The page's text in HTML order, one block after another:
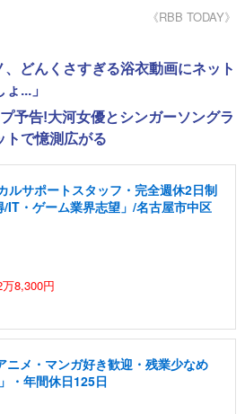
《RBB TODAY》
どんくさすぎる浴衣動画にネット
...」
予告!大河女優とシンガーソングラ
トで憶測広がる
ルサポートスタッフ・完全週休2日制
/IT・ゲーム業界志望」/名古屋市中区
8,300円
ニメ・マンガ好き歓迎・残業少なめ
・年間休日125日